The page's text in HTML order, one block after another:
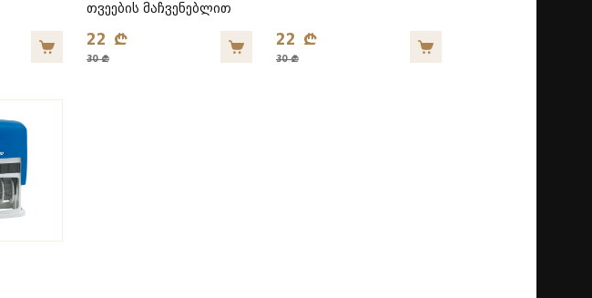
თვეების მაჩვენებლით
22 ₾
30 ₾
22 ₾
30 ₾